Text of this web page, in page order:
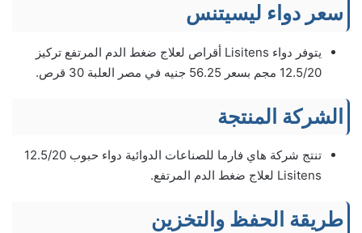
سعر دواء ليسيتنس
يتوفر دواء Lisitens أقراص لعلاج ضغط الدم المرتفع تركيز
12.5/20 مجم بسعر 56.25 جنيه في مصر العلبة 30 قرص.
الشركة المنتجة
تنتج شركة هاي فارما للصناعات الدوائية دواء حبوب 12.5/20
Lisitens لعلاج ضغط الدم المرتفع.
طريقة الحفظ والتخزين